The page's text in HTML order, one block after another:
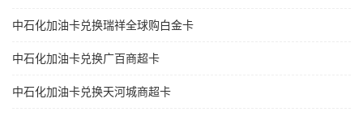
中石化加油卡兑换瑞祥全球购白金卡
中石化加油卡兑换广百商超卡
中石化加油卡兑换天河城商超卡